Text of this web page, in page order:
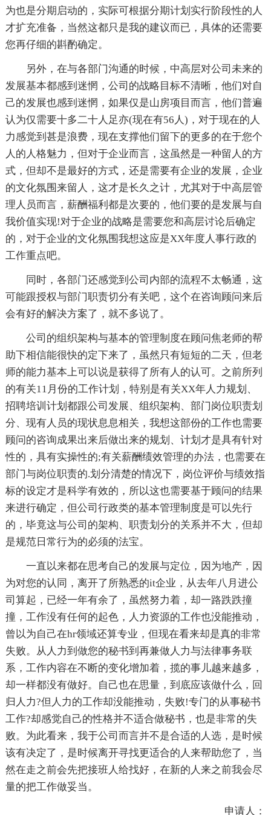
为也是分期启动的，实际可根据分期计划实行阶段性的人
才扩充准备，当然这都只是我的建议而已，具体的还需要
您再仔细的斟酌确定。
另外，在与各部门沟通的时候，中高层对公司未来的
发展基本都感到迷惘，公司的战略目标不清晰，他们对自
己的发展也感到迷惘，如果仅是山房项目而言，他们普遍
认为仅需要十多二十人足亦(现在有56人)，对于现在的人
力感觉到甚是浪费，现在支撑他们留下的更多的在于您个
人的人格魅力，但对于企业而言，这虽然是一种留人的方
式，但却不是最好的方式，还是需要有企业的发展，企业
的文化氛围来留人，这才是长久之计，尤其对于中高层管
理人员而言，薪酬福利都是次要的，他们要的是发展与自
我价值实现!对于企业的战略是需要您和高层讨论后确定
的，对于企业的文化氛围我想这应是XX年度人事行政的
工作重点吧。
同时，各部门还感觉到公司内部的流程不太畅通，这
可能跟授权与部门职责切分有关吧，这个在咨询顾问来后
会有好的解决方案了，就不多说了。
公司的组织架构与基本的管理制度在顾问焦老师的帮
助下相信能很快的定下来了，虽然只有短短的二天，但老
师的能力基本上可以说是获得了所有人的认可。之前所列
的有关11月份的工作计划，特别是有关XX年人力规划、
招聘培训计划都跟公司发展、组织架构、部门岗位职责划
分、现有人员的现状息息相关，我想这部份的工作也需要
顾问的咨询成果出来后做出来的规划、计划才是具有针对
性的，具有实操性的;有关薪酬绩效管理的办法，也需要在
部门与岗位职责的.划分清楚的情况下，岗位评价与绩效指
标的设定才是科学有效的，所以这也需要基于顾问的结果
来进行确定，但公司行政类的基本管理制度是可以先行
的，毕竟这与公司的架构、职责划分的关系并不大，但却
是规范日常行为的必须的法宝。
一直以来都在思考自己的发展与定位，因为地产，因
为对您的认同，离开了所熟悉的it企业，从去年八月进公
司算起，已经一年有余了，虽然努力着，却一路跌跌撞
撞，工作没有任何的起色，人力资源的工作也没能推动，
曾以为自己在hr领域还算专业，但现在看来却是真的非常
失败。从人力到做您的秘书到再兼做人力与法律事务联
系，工作内容在不断的变化增加着，揽的事儿越来越多，
却一样都没有做好。自己也在思量，到底应该做什么，回
归人力?但人力的工作却没能推动，失败!专门的从事秘书
工作?却感觉自己的性格并不适合做秘书，也是非常的失
败。为此看来，我于公司而言并不是合适的人选，是时候
该有决定了，是时候离开寻找更适合的人来帮助您了，当
然在走之前会先把接班人给找好，在新的人来之前我会尽
量的把工作做妥当。
申请人：